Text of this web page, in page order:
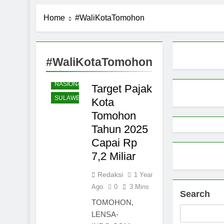
Pemprov
9 Months Ago
Home #WaliKotaTomohon
#WaliKotaTomohon
TOMOHON
NASIONAL
SULAWESI
Target Pajak
Kota
Tomohon
Tahun 2025
Capai Rp
7,2 Miliar
Redaksi
1 Year
Ago
0 3 Mins
TOMOHON,
LENSA-
Search